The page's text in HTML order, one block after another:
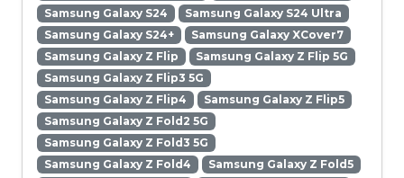
Samsung Galaxy S24
Samsung Galaxy S24 Ultra
Samsung Galaxy S24+
Samsung Galaxy XCover7
Samsung Galaxy Z Flip
Samsung Galaxy Z Flip 5G
Samsung Galaxy Z Flip3 5G
Samsung Galaxy Z Flip4
Samsung Galaxy Z Flip5
Samsung Galaxy Z Fold2 5G
Samsung Galaxy Z Fold3 5G
Samsung Galaxy Z Fold4
Samsung Galaxy Z Fold5